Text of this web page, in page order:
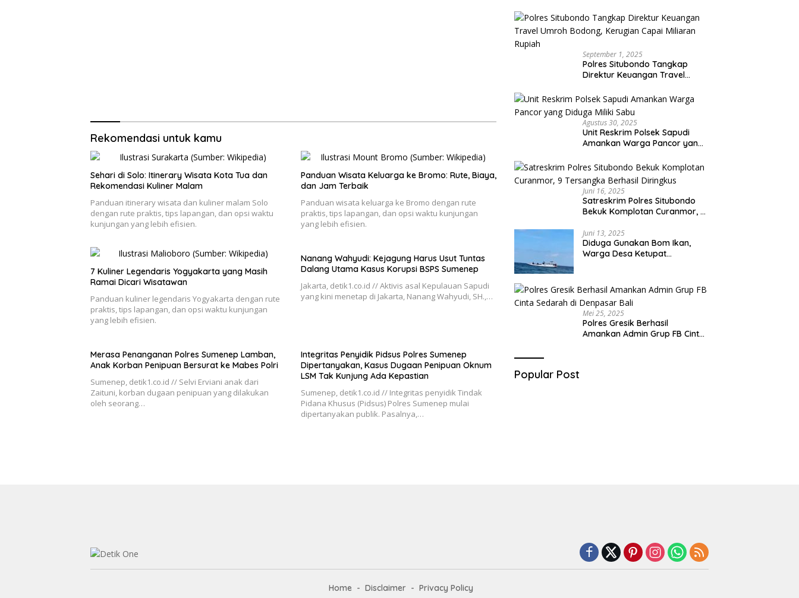
Rekomendasi untuk kamu
Sehari di Solo: Itinerary Wisata Kota Tua dan
Rekomendasi Kuliner Malam
Panduan itinerary wisata dan kuliner malam Solo
dengan rute praktis, tips lapangan, dan opsi waktu
kunjungan yang lebih efisien.
Panduan Wisata Keluarga ke Bromo: Rute, Biaya,
dan Jam Terbaik
Panduan wisata keluarga ke Bromo dengan rute
praktis, tips lapangan, dan opsi waktu kunjungan
yang lebih efisien.
7 Kuliner Legendaris Yogyakarta yang Masih
Ramai Dicari Wisatawan
Panduan kuliner legendaris Yogyakarta dengan rute
praktis, tips lapangan, dan opsi waktu kunjungan
yang lebih efisien.
Nanang Wahyudi: Kejagung Harus Usut Tuntas
Dalang Utama Kasus Korupsi BSPS Sumenep
Jakarta, detik1.co.id // Aktivis asal Kepulauan Sapudi
yang kini menetap di Jakarta, Nanang Wahyudi, SH.,…
Merasa Penanganan Polres Sumenep Lamban,
Anak Korban Penipuan Bersurat ke Mabes Polri
Sumenep, detik1.co.id // Selvi Erviani anak dari
Zaituni, korban dugaan penipuan yang dilakukan
oleh seorang…
Integritas Penyidik Pidsus Polres Sumenep
Dipertanyakan, Kasus Dugaan Penipuan Oknum
LSM Tak Kunjung Ada Kepastian
Sumenep, detik1.co.id // Integritas penyidik Tindak
Pidana Khusus (Pidsus) Polres Sumenep mulai
dipertanyakan publik. Pasalnya,…
September 1, 2025
Polres Situbondo Tangkap
Direktur Keuangan Travel
Capai Miliaran Rupiah
Agustus 30, 2025
Unit Reskrim Polsek Sapudi
Amankan Warga Pancor yang
Juni 16, 2025
Satreskrim Polres Situbondo
Bekuk Komplotan Curanmor, 9
Juni 13, 2025
Diduga Gunakan Bom Ikan,
Warga Desa Ketupat
Mei 25, 2025
Polres Gresik Berhasil
Amankan Admin Grup FB Cinta
Popular Post
Home Disclaimer Privacy Policy